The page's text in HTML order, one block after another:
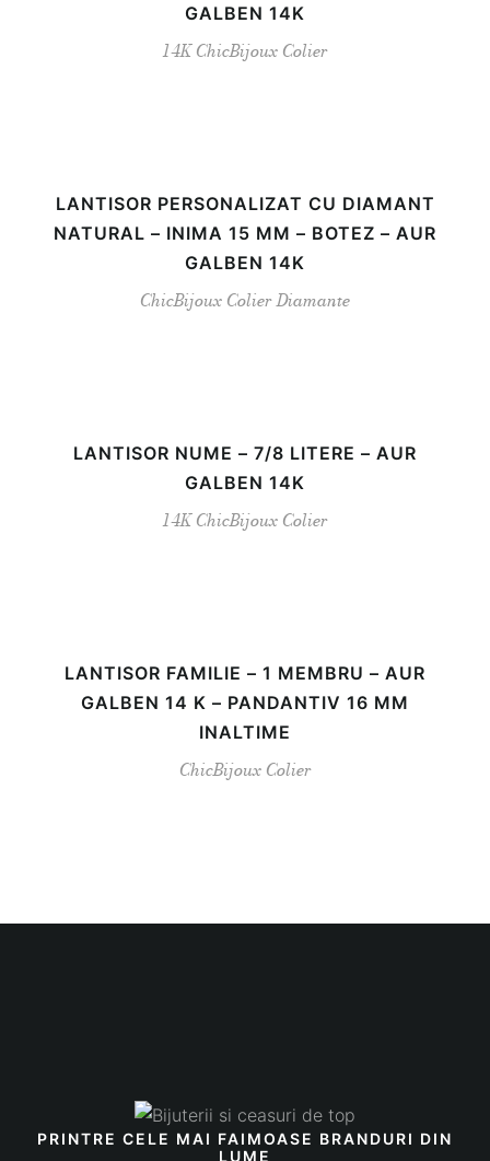
GALBEN 14K
14K ChicBijoux Colier
LANTISOR PERSONALIZAT CU DIAMANT
NATURAL – INIMA 15 MM – BOTEZ – AUR
GALBEN 14K
ChicBijoux ColierDiamante
LANTISOR NUME – 7/8 LITERE – AUR
GALBEN 14K
14K ChicBijoux Colier
LANTISOR FAMILIE – 1 MEMBRU – AUR
GALBEN 14 K – PANDANTIV 16 MM
INALTIME
ChicBijoux Colier
PRINTRE CELE MAI FAIMOASE BRANDURI DIN
LUME